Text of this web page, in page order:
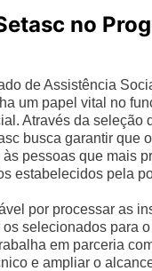
no
de Assistência
um papel vital no
Através da seleção
busca garantir que
pessoas que mais
estabelecidos pela
por processar as
selecionados para
em parceria
e ampliar o